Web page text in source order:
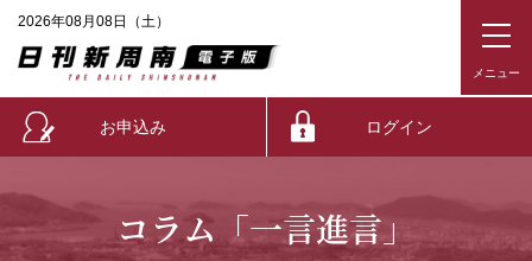
2026年08月08日（土）
お申込み ログイン
コラム「一言進言」